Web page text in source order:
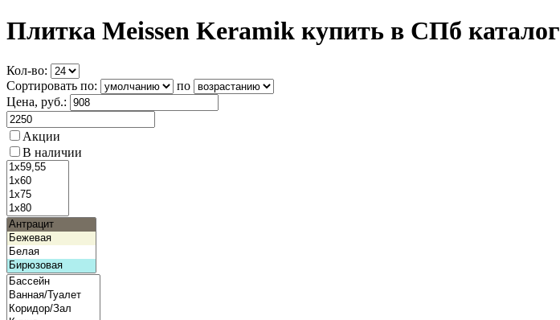
Плитка Meissen Keramik купить в СПб каталог
Кол-во:
Сортировать по:
по
Цена, руб.:
Акции
В наличии